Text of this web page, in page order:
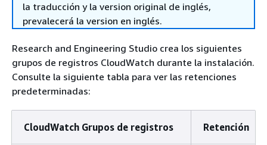
la traducción y la version original de inglés,
prevalecerá la version en inglés.
Research and Engineering Studio crea los siguientes
grupos de registros CloudWatch durante la instalación.
Consulte la siguiente tabla para ver las retenciones
predeterminadas:
CloudWatch Grupos de registros Retención